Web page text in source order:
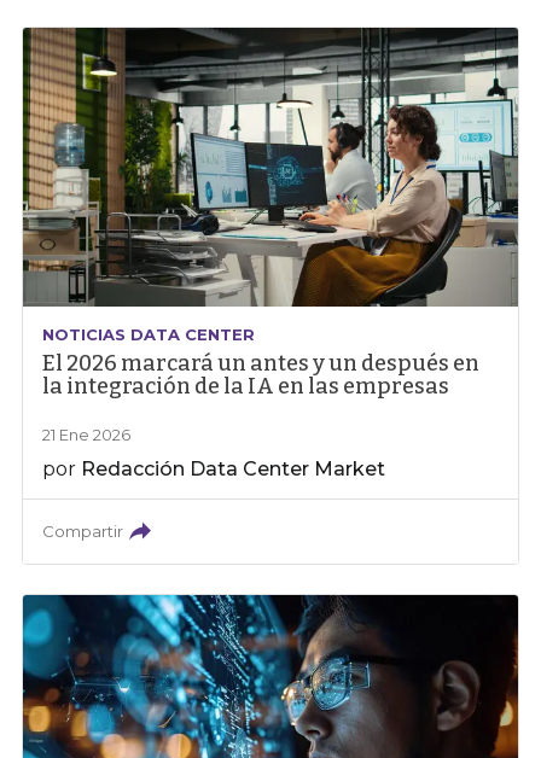
NOTICIAS DATA CENTER
El 2026 marcará un antes y un después en
la integración de la IA en las empresas
21 Ene 2026
por Redacción Data Center Market
Compartir